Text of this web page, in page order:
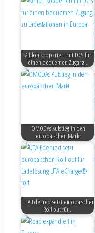
Athlon kooperiert mit DCS für
einen bequemen Zugang…
OMODAs Aufstieg in den
europäischen Markt
UTA Edenred setzt europäischen
Roll-out für…